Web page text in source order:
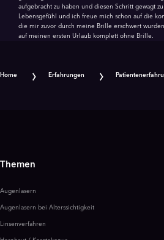
aufgebracht zu haben und diesen Schritt gewagt
Lebensgefühl und ich freue mich schon auf die
die mir zuvor durch meine Brille erschwert
auf meinen ersten Urlaub komplett ohne Brille.
Home Erfahrungen
Themen
Augenlasern
Augenlasern bei Alterssichtigkeit
Linsenverfahren